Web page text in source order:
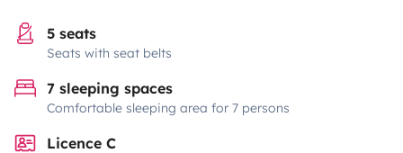
5 seats
Seats with seat belts
7 sleeping spaces
Comfortable sleeping area for 7 persons
Licence C